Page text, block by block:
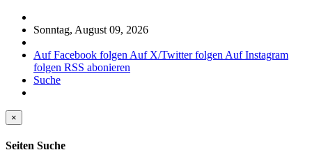
Sonntag, August 09, 2026
Auf Facebook folgen Auf X/Twitter folgen Auf Instagram
folgen RSS abonieren
Suche
×
Seiten Suche